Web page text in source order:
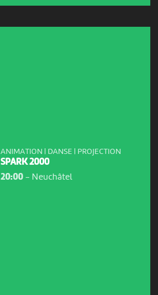
ANIMATION | DANSE | PROJECTION
SPARK 2000
20:00- Neuchâtel